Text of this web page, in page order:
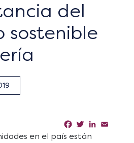
del
sostenible
Facebook
TwitterLinkedIn
en el país están